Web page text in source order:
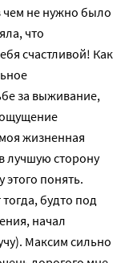
чем не нужно было
что
счастливой! Как
за выживание,
ощущение
жизненная
лучшую сторону
этого понять.
будто под
начал
Максим сильно